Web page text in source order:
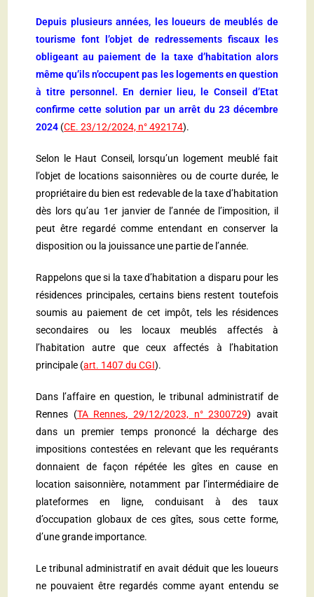
Depuis plusieurs années, les loueurs de meublés de
tourisme font l’objet de redressements fiscaux les
obligeant au paiement de la taxe d’habitation alors
même qu’ils n’occupent pas les logements en question
à titre personnel. En dernier lieu, le Conseil d’Etat
confirme cette solution par un arrêt du 23 décembre
2024 (CE. 23/12/2024, n° 492174).
Selon le Haut Conseil, lorsqu’un logement meublé fait
l’objet de locations saisonnières ou de courte durée, le
propriétaire du bien est redevable de la taxe d’habitation
dès lors qu’au 1er janvier de l’année de l’imposition, il
peut être regardé comme entendant en conserver la
disposition ou la jouissance une partie de l’année.
Rappelons que si la taxe d’habitation a disparu pour les
résidences principales, certains biens restent toutefois
soumis au paiement de cet impôt, tels les résidences
secondaires ou les locaux meublés affectés à
l’habitation autre que ceux affectés à l’habitation
principale (art. 1407 du CGI).
Dans l’affaire en question, le tribunal administratif de
Rennes (TA Rennes,29/12/2023, n° 2300729) avait
dans un premier temps prononcé la décharge des
impositions contestées en relevant que les requérants
donnaient de façon répétée les gîtes en cause en
location saisonnière, notamment par l’intermédiaire de
plateformes en ligne, conduisant à des taux
d’occupation globaux de ces gîtes, sous cette forme,
d’une grande importance.
Le tribunal administratif en avait déduit que les loueurs
ne pouvaient être regardés comme ayant entendu se